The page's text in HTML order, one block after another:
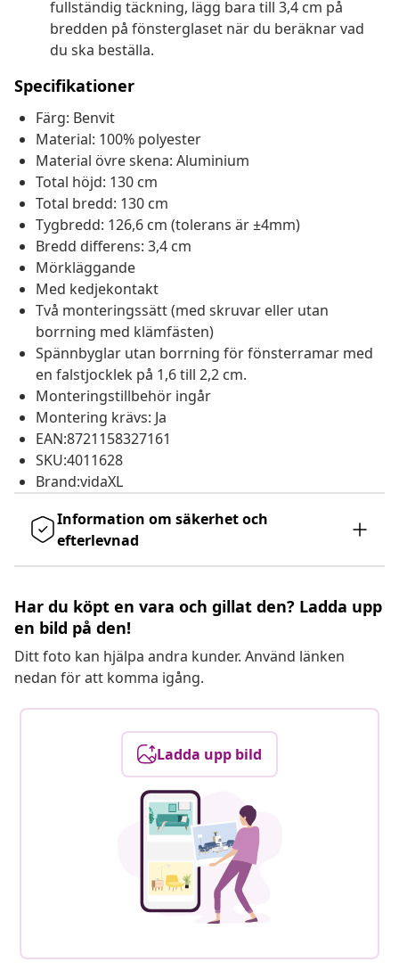
fullständig täckning, lägg bara till 3,4 cm på
bredden på fönsterglaset när du beräknar vad
du ska beställa.
Specifikationer
Färg: Benvit
Material: 100% polyester
Material övre skena: Aluminium
Total höjd: 130 cm
Total bredd: 130 cm
Tygbredd: 126,6 cm (tolerans är ±4mm)
Bredd differens: 3,4 cm
Mörkläggande
Med kedjekontakt
Två monteringssätt (med skruvar eller utan
borrning med klämfästen)
Spännbyglar utan borrning för fönsterramar med
en falstjocklek på 1,6 till 2,2 cm.
Monteringstillbehör ingår
Montering krävs: Ja
EAN:8721158327161
SKU:4011628
Brand:vidaXL
Information om säkerhet och
efterlevnad
Har du köpt en vara och gillat den? Ladda upp
en bild på den!
Ditt foto kan hjälpa andra kunder. Använd länken
nedan för att komma igång.
Ladda upp bild